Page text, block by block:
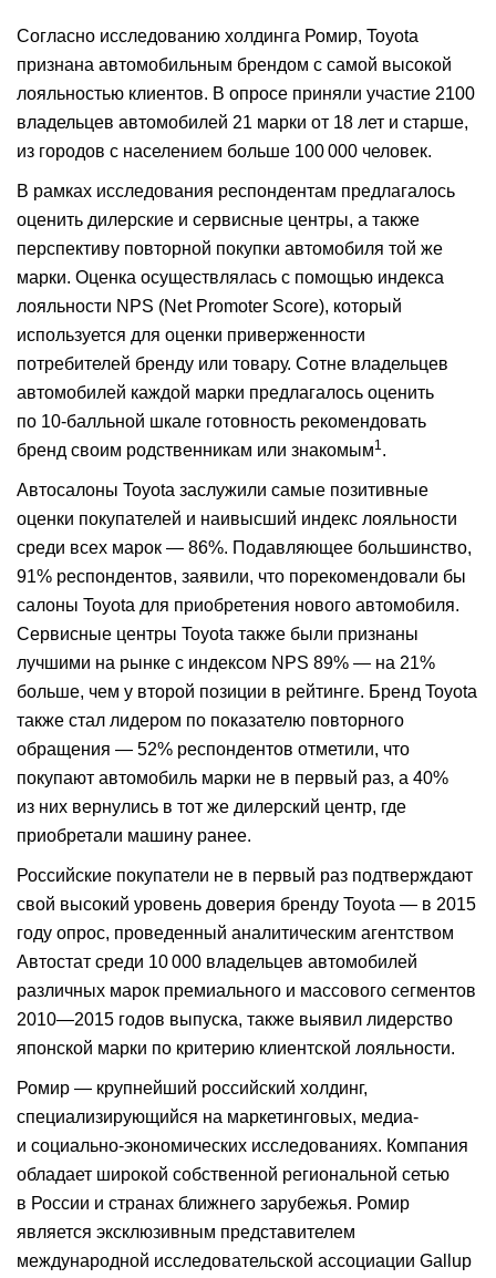
Согласно исследованию холдинга Ромир, Toyota
признана автомобильным брендом с самой высокой
лояльностью клиентов. В опросе приняли участие 2100
владельцев автомобилей 21 марки от 18 лет и старше,
из городов с населением больше 100 000 человек.
В рамках исследования респондентам предлагалось
оценить дилерские и сервисные центры, а также
перспективу повторной покупки автомобиля той же
марки. Оценка осуществлялась с помощью индекса
лояльности NPS (Net Promoter Score), который
используется для оценки приверженности
потребителей бренду или товару. Сотне владельцев
автомобилей каждой марки предлагалось оценить
по 10-балльной шкале готовность рекомендовать
бренд своим родственникам или знакомым1.
Автосалоны Toyota заслужили самые позитивные
оценки покупателей и наивысший индекс лояльности
среди всех марок — 86%. Подавляющее большинство,
91% респондентов, заявили, что порекомендовали бы
салоны Toyota для приобретения нового автомобиля.
Сервисные центры Toyota также были признаны
лучшими на рынке с индексом NPS 89% — на 21%
больше, чем у второй позиции в рейтинге. Бренд Toyota
также стал лидером по показателю повторного
обращения — 52% респондентов отметили, что
покупают автомобиль марки не в первый раз, а 40%
из них вернулись в тот же дилерский центр, где
приобретали машину ранее.
Российские покупатели не в первый раз подтверждают
свой высокий уровень доверия бренду Toyota — в 2015
году опрос, проведенный аналитическим агентством
Автостат среди 10 000 владельцев автомобилей
различных марок премиального и массового сегментов
2010—2015 годов выпуска, также выявил лидерство
японской марки по критерию клиентской лояльности.
Ромир — крупнейший российский холдинг,
специализирующийся на маркетинговых, медиа-
и социально-экономических исследованиях. Компания
обладает широкой собственной региональной сетью
в России и странах ближнего зарубежья. Ромир
является эксклюзивным представителем
международной исследовательской ассоциации Gallup